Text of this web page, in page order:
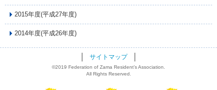
2015年度(平成27年度)
2014年度(平成26年度)
サイトマップ
©2019 Federation of Zama Resident’s Association.
All Rights Reserved.